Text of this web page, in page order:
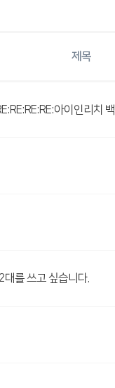
제목
아이인리치
대를 쓰고 싶습니다.